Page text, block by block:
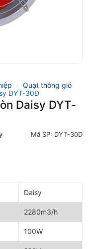
› Quạt thông gió
DYT-30D
Daisy DYT-
Mã SP: DYT-30D
Daisy
2280m3/h
100W